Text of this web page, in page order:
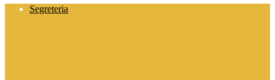
Segreteria